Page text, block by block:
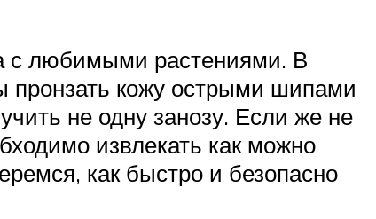
с любимыми растениями. В
пронзать кожу острыми шипами
не одну занозу. Если же не
извлекать как можно
как быстро и безопасно